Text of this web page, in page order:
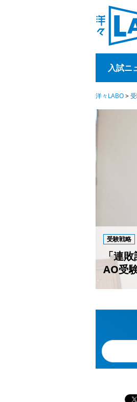
入試ニ
洋々LABO>
受験戦略
「連
AO受